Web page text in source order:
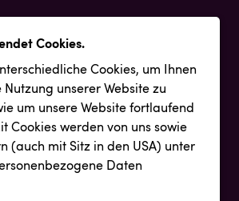
Cookies.
Cookies, um Ihnen
unserer Website zu
um unsere Website fortlaufend
Cookies werden von uns sowie
(auch mit Sitz in den USA) unter
Daten